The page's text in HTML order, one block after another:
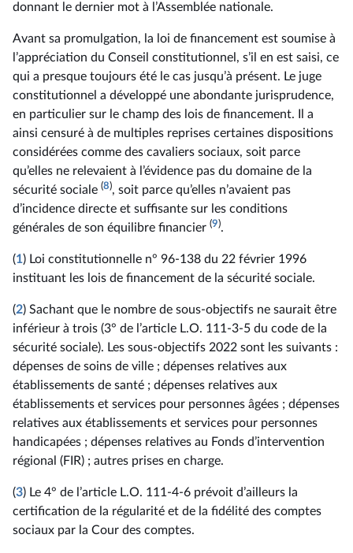
donnant le dernier mot à l’Assemblée nationale.
Avant sa promulgation, la loi de financement est soumise à
l’appréciation du Conseil constitutionnel, s’il en est saisi, ce
qui a presque toujours été le cas jusqu’à présent. Le juge
constitutionnel a développé une abondante jurisprudence,
en particulier sur le champ des lois de financement. Il a
ainsi censuré à de multiples reprises certaines dispositions
considérées comme des cavaliers sociaux, soit parce
qu’elles ne relevaient à l’évidence pas du domaine de la
sécurité sociale (8), soit parce qu’elles n’avaient pas
d’incidence directe et suffisante sur les conditions
générales de son équilibre financier (9).
(1) Loi constitutionnelle n° 96-138 du 22 février 1996
instituant les lois de financement de la sécurité sociale.
(2) Sachant que le nombre de sous-objectifs ne saurait être
inférieur à trois (3° de l’article L.O. 111-3-5 du code de la
sécurité sociale). Les sous-objectifs 2022 sont les suivants :
dépenses de soins de ville ; dépenses relatives aux
établissements de santé ; dépenses relatives aux
établissements et services pour personnes âgées ; dépenses
relatives aux établissements et services pour personnes
handicapées ; dépenses relatives au Fonds d’intervention
régional (FIR) ; autres prises en charge.
(3) Le 4° de l’article L.O. 111-4-6 prévoit d’ailleurs la
certification de la régularité et de la fidélité des comptes
sociaux par la Cour des comptes.